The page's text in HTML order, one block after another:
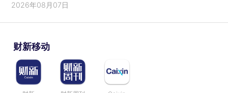
2026年08月07日
财新移动